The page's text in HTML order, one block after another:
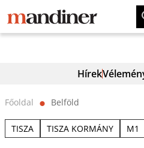
Hírek
Főoldal ⬤ Belföld
TISZA TISZA KORMÁNY M1